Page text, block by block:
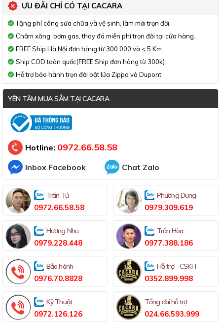
ƯU ĐÃI CHỈ CÓ TẠI CACARA
Tặng phí công sửa chữa và vệ sinh, làm mới trọn đời.
Châm xăng, bơm gas, thay đá miễn phí trọn đời tại cửa hàng.
FREE Ship Hà Nội đơn hàng từ 300.000 và < 5 Km
Ship COD toàn quốc(FREE Ship đơn hàng từ 300k)
Hỗ trợ bảo hành trọn đời bật lửa Zippo và Dupont
YÊN TÂM MUA SẮM TẠI CACARA
Đã thông báo Bộ Công Thương
Hotline: 0972.66.58.58
Inbox Facebook Chat Zalo
Trần Tú
0972.66.58.58
Phương Dung
0979.309.619
Hương Nhu
0979.228.448
Trần Hòa
0977.388.186
Bảo hành
0976.70.8828
Hỗ trợ - CSKH
0352.899.998
Kỹ Thuật
0972.126.126
Tổng đài hỗ trợ
024.66.593.999